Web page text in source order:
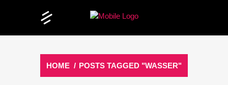
HOME / POSTS TAGGED "WASSER"